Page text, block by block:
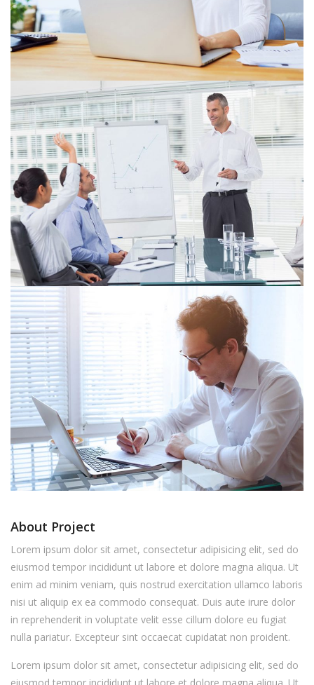
About Project
Lorem ipsum dolor sit amet, consectetur adipisicing elit, sed do
eiusmod tempor incididunt ut labore et dolore magna aliqua. Ut
enim ad minim veniam, quis nostrud exercitation ullamco laboris
nisi ut aliquip ex ea commodo consequat. Duis aute irure dolor
in reprehenderit in voluptate velit esse cillum dolore eu fugiat
nulla pariatur. Excepteur sint occaecat cupidatat non proident.
Lorem ipsum dolor sit amet, consectetur adipisicing elit, sed do